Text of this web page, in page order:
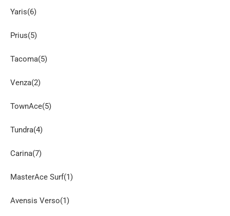
Yaris(6)
Prius(5)
Tacoma(5)
Venza(2)
TownAce(5)
Tundra(4)
Carina(7)
MasterAce Surf(1)
Avensis Verso(1)